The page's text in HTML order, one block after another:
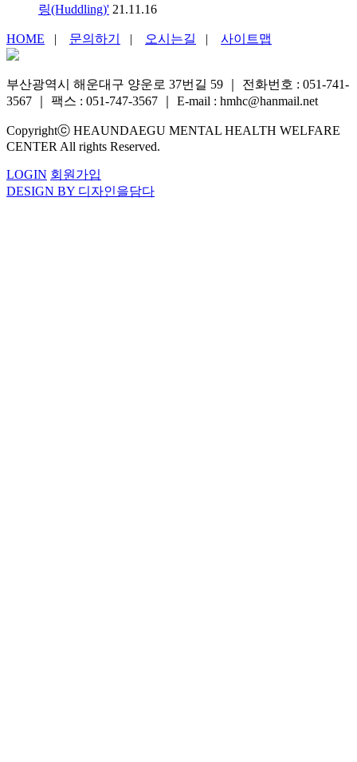
링(Huddling)' 21.11.16
HOME | 문의하기 | 오시는길 | 사이트맵
부산광역시 해운대구 양운로 37번길 59
전화번호 : 051-741-
3567
팩스 : 051-747-3567 E-mail : hmhc@hanmail.net
Copyrightⓒ HEAUNDAEGU MENTAL HEALTH WELFARE
CENTER All rights Reserved.
LOGIN 회원가입
DESIGN BY 디자인을담다